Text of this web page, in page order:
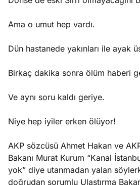
Ama o umut hep vardı.
Dün hastanede yakınları ile ayak
Birkaç dakika sonra ölüm haberi
Ve aynı soru kaldı geriye.
Niye hep iyiler erken ölüyor!
AKP sözcüsü Ahmet Hakan ve
Bakanı Murat Kurum “Kanal
yok” diye utanmadan yalan
doğrudan sorumlu Ulaştırma